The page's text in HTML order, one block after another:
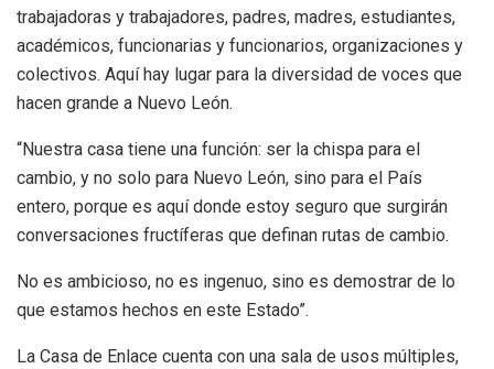
trabajadoras y trabajadores, padres, madres, estudiantes,
académicos, funcionarias y funcionarios, organizaciones y
colectivos. Aquí hay lugar para la diversidad de voces que
hacen grande a Nuevo León.
“Nuestra casa tiene una función: ser la chispa para el
cambio, y no solo para Nuevo León, sino para el País
entero, porque es aquí donde estoy seguro que surgirán
conversaciones fructíferas que definan rutas de cambio.
No es ambicioso, no es ingenuo, sino es demostrar de lo
que estamos hechos en este Estado”.
La Casa de Enlace cuenta con una sala de usos múltiples,